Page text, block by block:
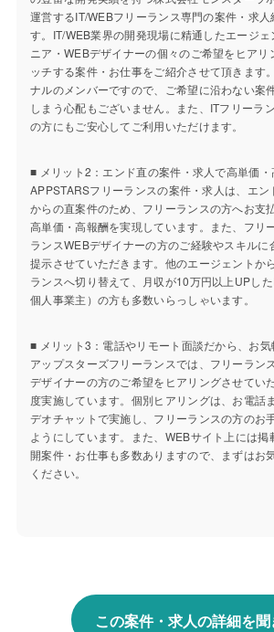
運営するIT/WEBフリーランス専門の案件・求
す。IT/WEB業界の開発現場に精通したエージ
ニア・WEBデザイナーの個々のご希望をヒアリ
ッチする案件・お仕事をご紹介させて頂きます
ナルのメンバーですので、ご希望に沿わない案
しまう心配もございません。また、ITフリーラ
の方にもご安心してご利用いただけます。
■ メリット2：エンド直の案件・求人で高単価・
APPSTARSフリーランスの案件・求人は、エ
からの直案件のため、フリーランスの方へお支
高単価・高報酬を実現しています。また、フリ
ランスWEBデザイナーの方のご経験やスキルに
提示させていただきます。他のエージェントか
ランスへ切り替えて、月収が10万円以上UPし
個人事業主）の方も多数いらっしゃいます。
■ メリット3：電話やリモート面談だから、お
アップスターズフリーランスでは、フリーラン
デザイナーの方のご希望をヒアリングさせてい
度実施しています。個別ヒアリングは、お電話
デオチャットで実施し、フリーランスの方のお
ようにしています。また、WEBサイト上には
開案件・お仕事も多数ありますので、まずはお
ください。
この案件・求人の詳細を